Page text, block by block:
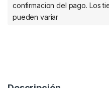
confirmacion del pago. Los
pueden variar